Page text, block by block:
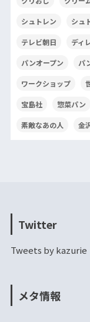
シュトレン シュ
テレビ朝日 ディ
パンオープン パ
ワークショップ
宝島社 惣菜パン
素敵なあの人 金
Twitter
Tweets by kazurie
メタ情報